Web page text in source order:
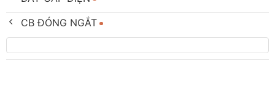
CB ĐÓNG NGẮT